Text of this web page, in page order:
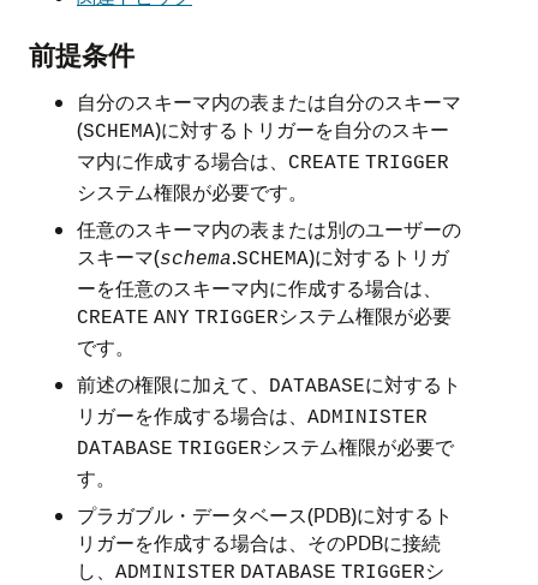
前提条件
自分のスキーマ内の表または自分のスキーマ
(SCHEMA)に対するトリガーを自分のスキー
マ内に作成する場合は、
CREATE TRIGGER
システム権限が必要です。
任意のスキーマ内の表または別のユーザーの
スキーマ(schema.SCHEMA)に対するトリガ
ーを任意のスキーマ内に作成する場合は、
CREATE ANY TRIGGERシステム権限が必要
です。
前述の権限に加えて、
DATABASEに対するト
リガーを作成する場合は、 ADMINISTER
DATABASE TRIGGERシステム権限が必要で
す。
プラガブル・データベース(PDB)に対するト
リガーを作成する場合は、そのPDBに接続
し、 ADMINISTER DATABASE TRIGGERシ